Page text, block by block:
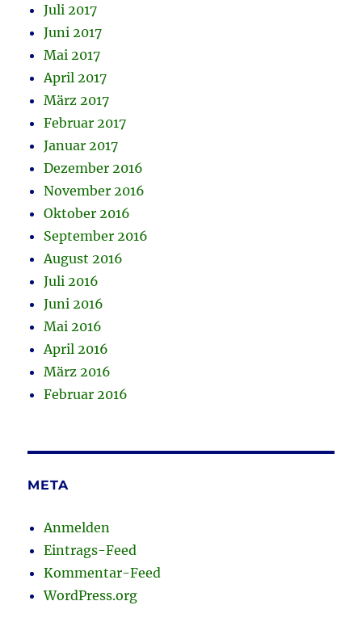
Juli 2017
Juni 2017
Mai 2017
April 2017
März 2017
Februar 2017
Januar 2017
Dezember 2016
November 2016
Oktober 2016
September 2016
August 2016
Juli 2016
Juni 2016
Mai 2016
April 2016
März 2016
Februar 2016
META
Anmelden
Eintrags-Feed
Kommentar-Feed
WordPress.org